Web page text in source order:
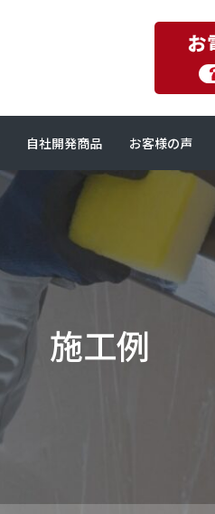
自社開発商品 お客様の声
施工例